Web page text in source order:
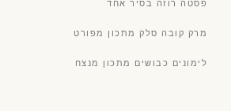
פסטה רוזה בסיר אחד
מרק קובה סלק מתכון מפורט
לימונים כבושים מתכון מנצח